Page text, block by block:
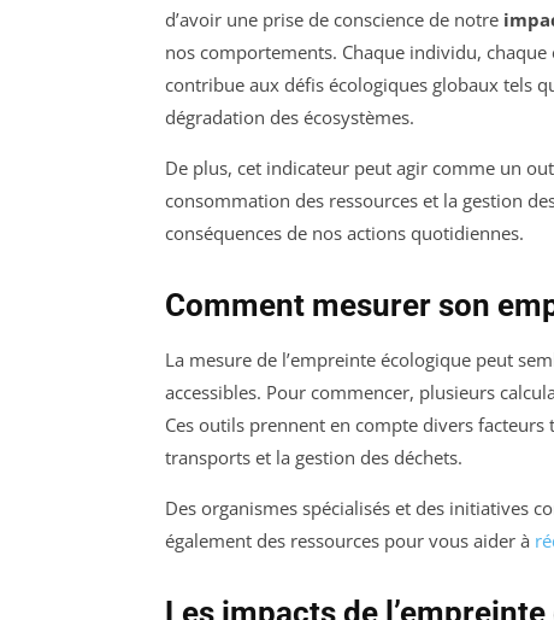
d’avoir une prise de conscience de notre
nos comportements. Chaque individu,
contribue aux défis écologiques globaux tels
dégradation des écosystèmes.
De plus, cet indicateur peut agir comme un
consommation des ressources et la gestion
conséquences de nos actions quotidiennes.
Comment mesurer son
La mesure de l’empreinte écologique peut
accessibles. Pour commencer, plusieurs
Ces outils prennent en compte divers
transports et la gestion des déchets.
Des organismes spécialisés et des initiatives
également des ressources pour vous aider à
Les impacts de